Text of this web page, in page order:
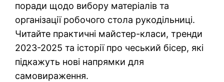
поради щодо вибору матеріалів та
організації робочого стола рукодільниці.
Читайте практичні майстер-класи, тренди
2023-2025 та історії про чеський бісер, які
підкажуть нові напрямки для
самовираження.